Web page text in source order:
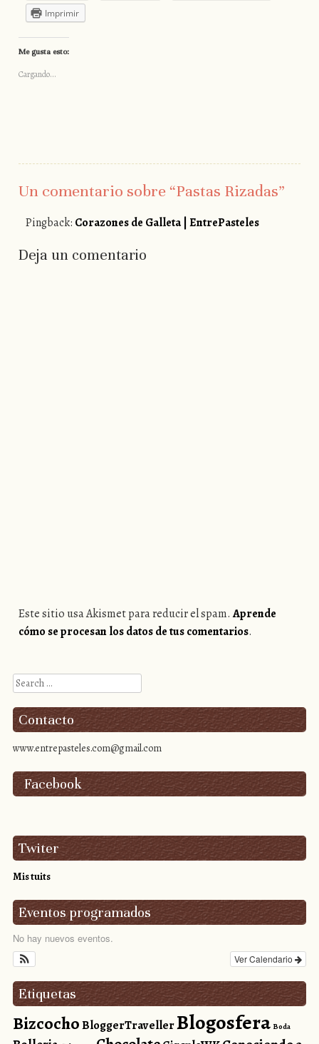
Imprimir
Me gusta esto:
Cargando...
Un comentario sobre “Pastas Rizadas”
Pingback: Corazones de Galleta | EntrePasteles
Deja un comentario
Este sitio usa Akismet para reducir el spam.Aprende
cómo se procesan los datos de tus comentarios.
Search
Contacto
www.entrepasteles.com@gmail.com
Facebook
Twiter
Mis tuits
Eventos programados
No hay nuevos eventos.
Ver Calendario
Etiquetas
BizcochoBloggerTravellerBlogosfera Boda